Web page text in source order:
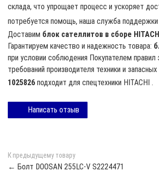
склада, что упрощает процесс и ускоряет
потребуется помощь, наша служба поддержки
Доставим блок сателлитов в сборе
Гарантируем качество и надежность товара:
при условии соблюдения Покупателем правил
требований производителя техники и запасных
1025826 подходит для спецтехники HITACHI .
Написать отзыв
К предыдущему товару
← Болт DOOSAN 255LC-V S2224471